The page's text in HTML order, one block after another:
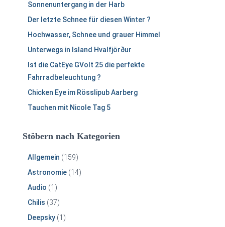
Sonnenuntergang in der Harb
Der letzte Schnee für diesen Winter ?
Hochwasser, Schnee und grauer Himmel
Unterwegs in Island Hvalfjörður
Ist die CatEye GVolt 25 die perfekte
Fahrradbeleuchtung ?
Chicken Eye im Rösslipub Aarberg
Tauchen mit Nicole Tag 5
Stöbern nach Kategorien
Allgemein (159)
Astronomie (14)
Audio (1)
Chilis (37)
Deepsky (1)